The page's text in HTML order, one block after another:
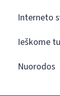
Interneto
Ieškome
Nuorodos